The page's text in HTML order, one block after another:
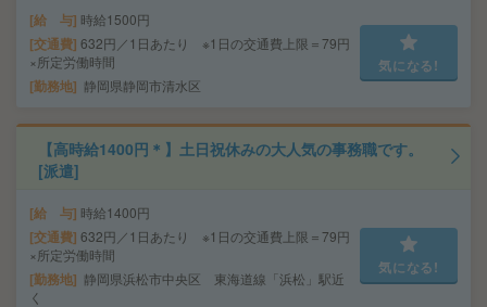
給 与 時給1500円
交通費 632円／1日あたり ※1日の交通費上限＝79円
×所定労働時間
勤務地 静岡県静岡市清水区
気になる!
【高時給1400円＊】土日祝休みの大人気の事務職です。
[派遣]
給 与 時給1400円
交通費 632円／1日あたり ※1日の交通費上限＝79円
×所定労働時間
勤務地
静岡県浜松市中央区 東海道線「浜松」駅近
く
気になる!